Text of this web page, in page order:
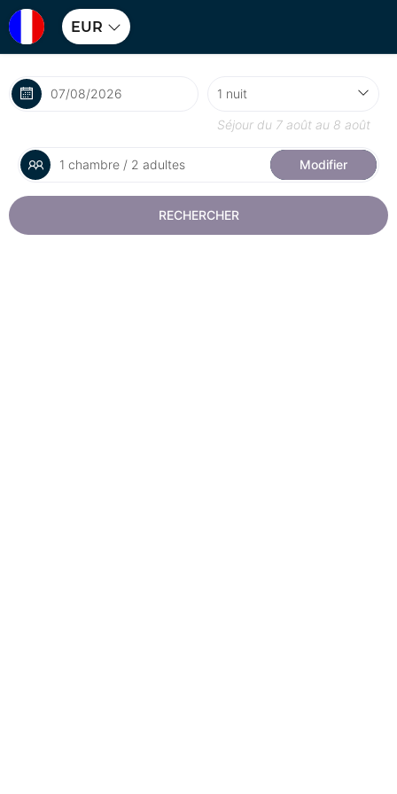
EUR
Séjour du 7 août au 8 août
1 chambre / 2 adultes Modifier